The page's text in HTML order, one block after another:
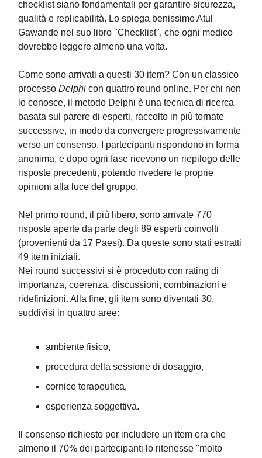
checklist siano fondamentali per garantire sicurezza,
qualità e replicabilità. Lo spiega benissimo Atul
Gawande nel suo libro "Checklist", che ogni medico
dovrebbe leggere almeno una volta.
Come sono arrivati a questi 30 item? Con un classico
processo Delphi con quattro round online. Per chi non
lo conosce, il metodo Delphi è una tecnica di ricerca
basata sul parere di esperti, raccolto in più tornate
successive, in modo da convergere progressivamente
verso un consenso. I partecipanti rispondono in forma
anonima, e dopo ogni fase ricevono un riepilogo delle
risposte precedenti, potendo rivedere le proprie
opinioni alla luce del gruppo.
Nel primo round, il più libero, sono arrivate 770
risposte aperte da parte degli 89 esperti coinvolti
(provenienti da 17 Paesi). Da queste sono stati estratti
49 item iniziali.
Nei round successivi si è proceduto con rating di
importanza, coerenza, discussioni, combinazioni e
ridefinizioni. Alla fine, gli item sono diventati 30,
suddivisi in quattro aree:
ambiente fisico,
procedura della sessione di dosaggio,
cornice terapeutica,
esperienza soggettiva.
Il consenso richiesto per includere un item era che
almeno il 70% dei partecipanti lo ritenesse "molto